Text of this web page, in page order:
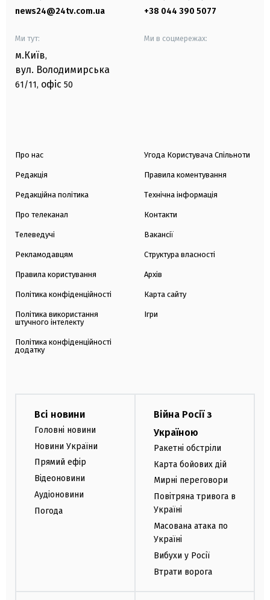
news24@24tv.com.ua +38 044 390 5077
Ми тут:
м.Київ,
вул. Володимирська
61/11, офіс 50
Ми в соцмережах:
Про нас
Редакція
Редакційна політика
Про телеканал
Телеведучі
Рекламодавцям
Правила користування
Політика конфіденційності
Політика використання
штучного інтелекту
Політика конфіденційності
додатку
Угода Користувача Спільноти
Правила коментування
Технічна інформація
Контакти
Вакансії
Структура власності
Архів
Карта сайту
Ігри
Всі новини
Головні новини
Новини України
Прямий ефір
Відеоновини
Аудіоновини
Погода
Війна Росії з
Україною
Ракетні обстріли
Карта бойових дій
Мирні переговори
Повітряна тривога в
Україні
Масована атака по
Україні
Вибухи у Росії
Втрати ворога